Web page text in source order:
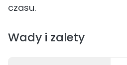
czasu.
Wady i zalety